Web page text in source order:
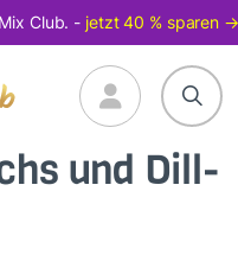
Club. - jetzt 40 % sparen →
und Dill-